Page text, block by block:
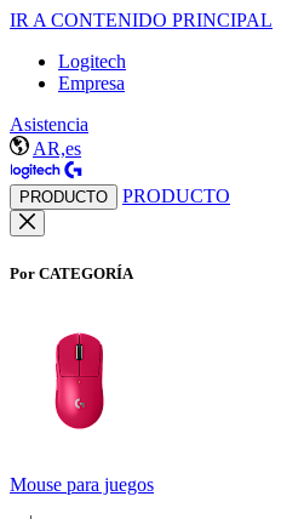
IR A CONTENIDO PRINCIPAL
Logitech
Empresa
Asistencia
AR,es
PRODUCTO PRODUCTO
Por CATEGORÍA
Mouse para juegos